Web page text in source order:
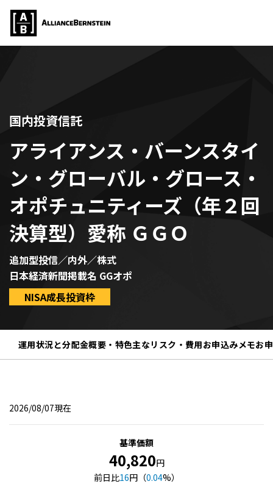
国内投資信託
アライアンス・バーンスタイ
ン・グローバル・グロース・
オポチュニティーズ（年２回
決算型）愛称 ＧＧＯ
追加型投信／内外／株式
日本経済新聞掲載名 GGオポ
NISA成長投資枠
運用状況と分配金概要・特色主なリスク・費用お申込みメモお
2026/08/07現在
基準価額
40,820円
前日比16円（0.04%）